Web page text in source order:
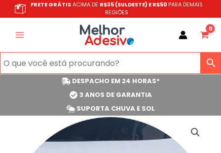
para
FRETE GRÁTISACIMA DE R$35 (SULDESTE) E R$50 PARA DEMAIS
REGIÕES
DESPACHO EM 24 HORAS*
3 ANOS DE GARANTIA
SUPORTA CHUVA E SOL